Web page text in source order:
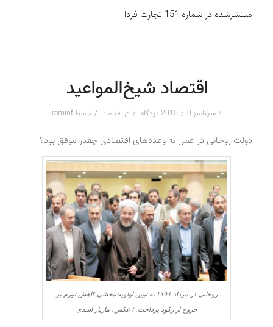
منتشرشده در شماره 151 تجارت فردا
اقتصاد شیخ‌المواعید
7 سپتامبر 2015 / 0 دیدگاه / در اقتصاد / توسطraminf
دولت روحانی در عمل به وعده‌های اقتصادی چقدر موفق بود؟
روحانی در مرداد 1393 به تبیین اولویت‌بخشی کاهش تورم بر
خروج از رکود پرداخت. / عکس: مازیار اسدی